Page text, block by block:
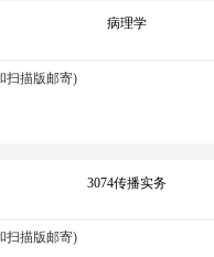
病理学
扫描版邮寄)
3074传播实务
扫描版邮寄)